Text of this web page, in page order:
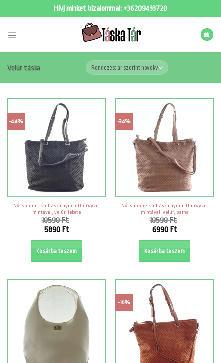
Hívj minket bizalommal: +36209433720
Velúr táska
-44%
Női shopper válltáska nyomott négyzet
mintával, velúr, fekete
10590Ft
Original
10590 Ft.
5890 Ft
Current
price
is:
5890 Ft.
Kosárba teszem
-34%
Női shopper válltáska nyomott négyzet
mintával, velúr, barna
10590Ft
Original
10590 Ft.
6990 Ft
Current
price
is:
6990 Ft.
Kosárba teszem
-15%